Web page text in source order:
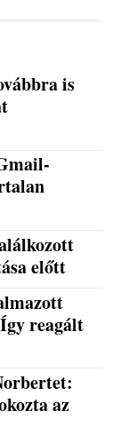
is
előtt
reagált
az